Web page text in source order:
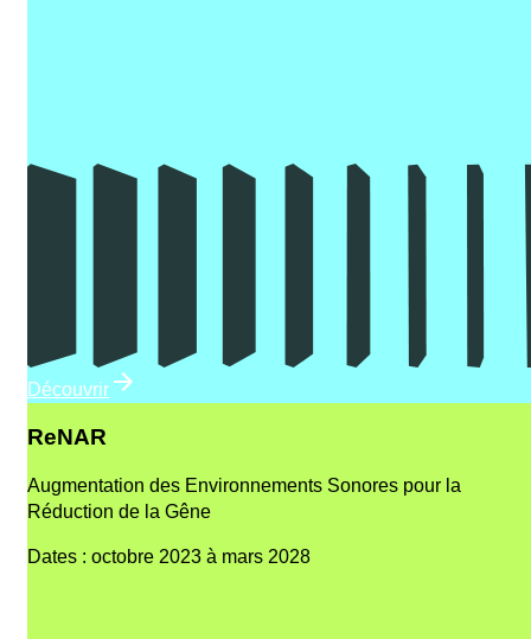
Découvrir
ReNAR
Augmentation des Environnements Sonores pour la
Réduction de la Gêne
Dates : octobre 2023 à mars 2028